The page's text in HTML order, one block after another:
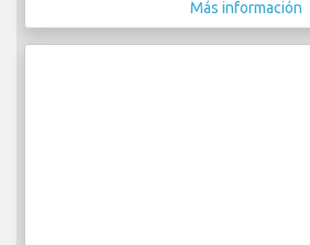
Más información